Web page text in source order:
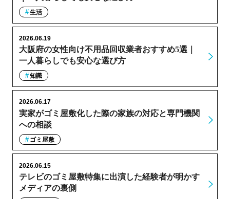
生活
大阪府の女性向け不用品回収業者おすすめ5選｜
一人暮らしでも安心な選び方
2026.06.19
知識
実家がゴミ屋敷化した際の家族の対応と専門機関
への相談
2026.06.17
ゴミ屋敷
テレビのゴミ屋敷特集に出演した経験者が明かす
メディアの裏側
2026.06.15